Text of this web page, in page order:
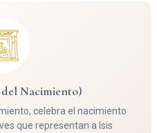
Nacimiento)
celebra el nacimiento
que representan a Isis